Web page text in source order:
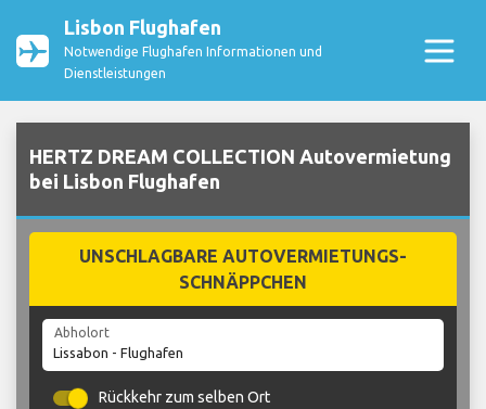
Lisbon Flughafen
Notwendige Flughafen Informationen und
Dienstleistungen
HERTZ DREAM COLLECTION Autovermietung
bei Lisbon Flughafen
UNSCHLAGBARE AUTOVERMIETUNGS-
SCHNÄPPCHEN
Abholort
Rückkehr zum selben Ort